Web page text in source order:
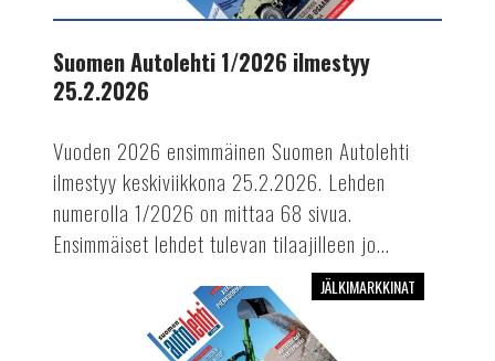
ilmestyy
Suomen Autolehti 1/2026 ilmestyy
25.2.2026
Vuoden 2026 ensimmäinen Suomen Autolehti
ilmestyy keskiviikkona 25.2.2026. Lehden
numerolla 1/2026 on mittaa 68 sivua.
Ensimmäiset lehdet tulevan tilaajilleen jo...
JÄLKIMARKKINAT